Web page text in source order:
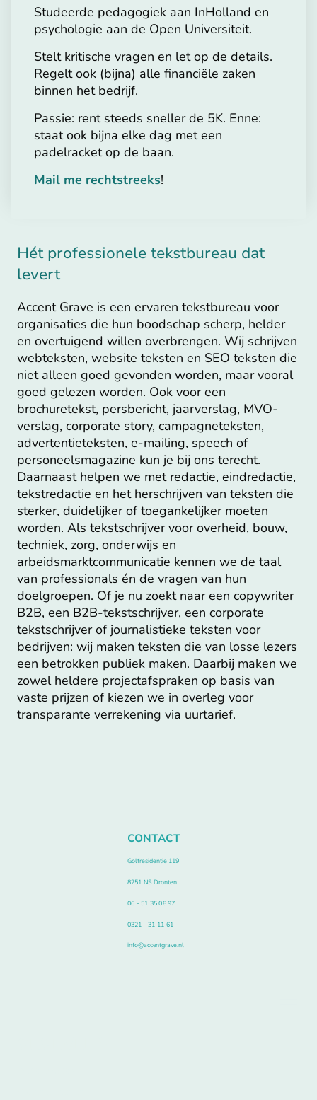
Studeerde pedagogiek aan InHolland en
psychologie aan de Open Universiteit.
Stelt kritische vragen en let op de details.
Regelt ook (bijna) alle financiële zaken
binnen het bedrijf.
Passie: rent steeds sneller de 5K. Enne:
staat ook bijna elke dag met een
padelracket op de baan.
Mail me rechtstreeks!
Hét professionele tekstbureau dat
levert
Accent Grave is een ervaren tekstbureau voor
organisaties die hun boodschap scherp, helder
en overtuigend willen overbrengen. Wij schrijven
webteksten, website teksten en SEO teksten die
niet alleen goed gevonden worden, maar vooral
goed gelezen worden. Ook voor een
brochuretekst, persbericht, jaarverslag, MVO-
verslag, corporate story, campagneteksten,
advertentieteksten, e-mailing, speech of
personeelsmagazine kun je bij ons terecht.
Daarnaast helpen we met redactie, eindredactie,
tekstredactie en het herschrijven van teksten die
sterker, duidelijker of toegankelijker moeten
worden. Als tekstschrijver voor overheid, bouw,
techniek, zorg, onderwijs en
arbeidsmarktcommunicatie kennen we de taal
van professionals én de vragen van hun
doelgroepen. Of je nu zoekt naar een copywriter
B2B, een B2B-tekstschrijver, een corporate
tekstschrijver of journalistieke teksten voor
bedrijven: wij maken teksten die van losse lezers
een betrokken publiek maken. Daarbij maken we
zowel heldere projectafspraken op basis van
vaste prijzen of kiezen we in overleg voor
transparante verrekening via uurtarief.
CONTACT
Golfresidentie 119
8251 NS Dronten
06 - 51 35 08 97
0321 - 31 11 61
info@accentgrave.nl